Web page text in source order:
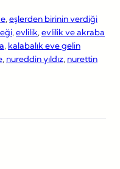
, eşlerden birinin verdiği
, evlilik, evlilik ve akraba
, kalabalık eve gelin
, nureddin yıldız, nurettin